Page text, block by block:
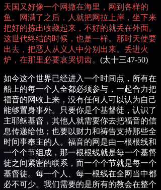
天国又好像一个网撒在海里，网到各样的
鱼。网满了之后，人就把网拉上岸，坐下来
把好的拣出收藏起来，不好的就丢在外面。
这世代终结的时候，也是一样。那时天使要
出去，把恶人从义人中分别出来。丢进火
炉，在那里必要哀哭切齿。 (太十三47-50)
如今这个世界已经进入一个时间点，所有在
船上的每一个人全都必须参与，一起合力把
福音的网收上来，没有任何人可以认为自己
能够置身事外。只要你是个基督徒，认识了
主耶稣基督，其他人就需要你去把福音的信
息传递给他 ； 也要以财力和祷告支持那些全
时间事奉主的人。福音的网是由一根根线和
一个个节组成，那一根根线就是每一个基督
徒之间紧密的联系，而一个个节就是每一个
基督徒。每一个人、每一根线在全网当中都
必不可少。我们需要的是所有的教会在整个